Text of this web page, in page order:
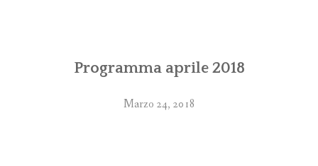
Programma aprile 2018
Marzo 24, 2018